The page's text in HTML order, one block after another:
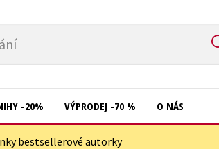
-20% VÝPRODEJ -70 % O NÁS
bestsellerové autorky